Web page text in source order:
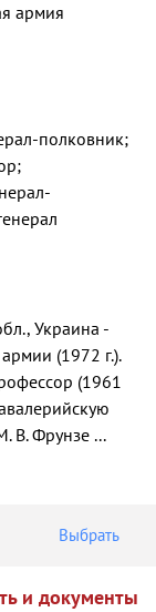
армия
полковник;
Украина -
(1972 г.).
(1961
В. Фрунзе ...
Выбрать
и документы